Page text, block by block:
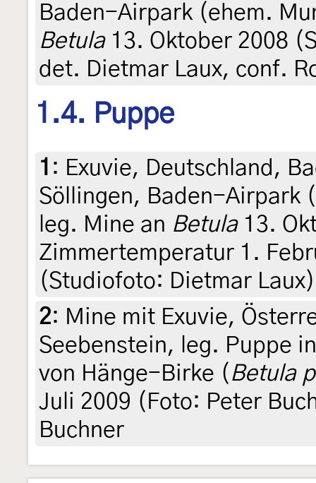
Baden-Airpark (ehem.
Betula13. Oktober 2008
det. Dietmar Laux, conf.
1.4. Puppe
1 : Exuvie, Deutschland,
Söllingen, Baden-Airpark
leg. Mine an Betula13.
Zimmertemperatur 1.
(Studiofoto: Dietmar Laux)
2: Mine mit Exuvie,
Seebenstein, leg. Puppe
von Hänge-Birke ( Betula
Juli 2009 (Foto: Peter
Buchner